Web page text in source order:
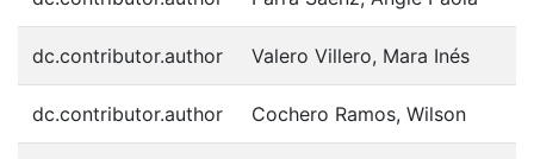
dc.contributor.author Valero Villero, Mara Inés
dc.contributor.author Cochero Ramos, Wilson